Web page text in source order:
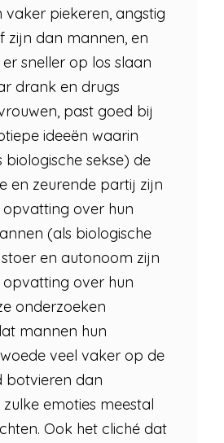
vaker piekeren, angstig
zijn dan mannen, en
sneller op los slaan
drank en drugs
past goed bij
ideeën waarin
sekse) de
en zeurende partij zijn
over hun
(als biologische
en autonoom zijn
over hun
onderzoeken
mannen hun
veel vaker op de
botvieren dan
emoties meestal
Ook het cliché dat